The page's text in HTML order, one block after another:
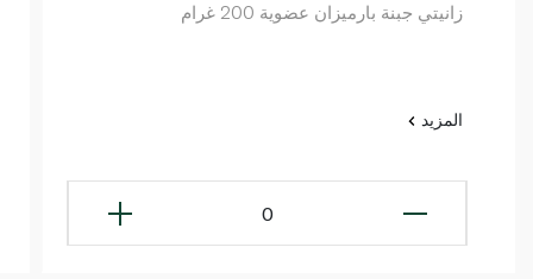
زانيتي جبنة بارميزان عضوية 200 غرام
المزيد
0